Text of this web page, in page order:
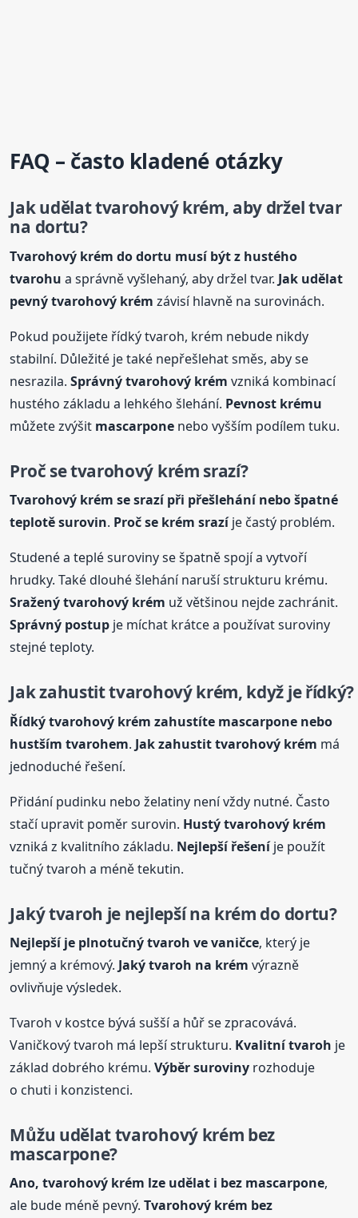
FAQ – často kladené otázky
Jak udělat tvarohový krém, aby držel tvar
na dortu?
Tvarohový krém do dortu musí být z hustého
tvarohu a správně vyšlehaný, aby držel tvar. Jak udělat
pevný tvarohový krém závisí hlavně na surovinách.
Pokud použijete řídký tvaroh, krém nebude nikdy
stabilní. Důležité je také nepřešlehat směs, aby se
nesrazila.Správný tvarohový krém vzniká kombinací
hustého základu a lehkého šlehání. Pevnost krému
můžete zvýšit mascarpone nebo vyšším podílem tuku.
Proč se tvarohový krém srazí?
Tvarohový krém se srazí při přešlehání nebo špatné
teplotě surovin. Proč se krém srazíje častý problém.
Studené a teplé suroviny se špatně spojí a vytvoří
hrudky. Také dlouhé šlehání naruší strukturu krému.
Sražený tvarohový krém už většinou nejde zachránit.
Správný postup je míchat krátce a používat suroviny
stejné teploty.
Jak zahustit tvarohový krém, když je řídký?
Řídký tvarohový krém zahustíte mascarpone nebo
hustším tvarohem. Jak zahustit tvarohový krém má
jednoduché řešení.
Přidání pudinku nebo želatiny není vždy nutné. Často
stačí upravit poměr surovin. Hustý tvarohový krém
vzniká z kvalitního základu. Nejlepší řešeníje použít
tučný tvaroh a méně tekutin.
Jaký tvaroh je nejlepší na krém do dortu?
Nejlepší je plnotučný tvaroh ve vaničce, který je
jemný a krémový. Jaký tvaroh na krém výrazně
ovlivňuje výsledek.
Tvaroh v kostce bývá sušší a hůř se zpracovává.
Vaničkový tvaroh má lepší strukturu. Kvalitní tvaroh je
základ dobrého krému.Výběr suroviny rozhoduje
o chuti i konzistenci.
Můžu udělat tvarohový krém bez
mascarpone?
Ano, tvarohový krém lze udělat i bez mascarpone,
ale bude méně pevný.Tvarohový krém bez